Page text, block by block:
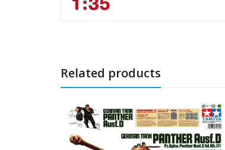
Related products